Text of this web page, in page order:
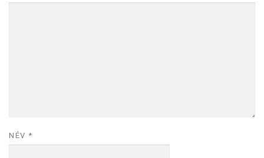
NÉV *